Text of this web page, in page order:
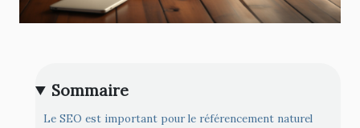
Sommaire
Le SEO est important pour le référencement naturel